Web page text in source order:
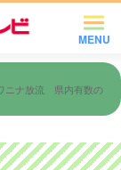
MENU
ニナ放流 県内有数の